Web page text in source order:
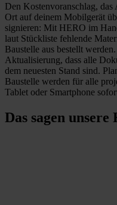
Den Kostenvoranschlag,
Ort auf deinem Mobilgerät
signieren: Mit HERO im
laut Stückliste fehlende
Baustelle aus bestellt
Aktualisierung, dass alle
dem neuesten Stand sind.
Baustelle werden für alle
Tablet oder Smartphone
Das sagen unsere